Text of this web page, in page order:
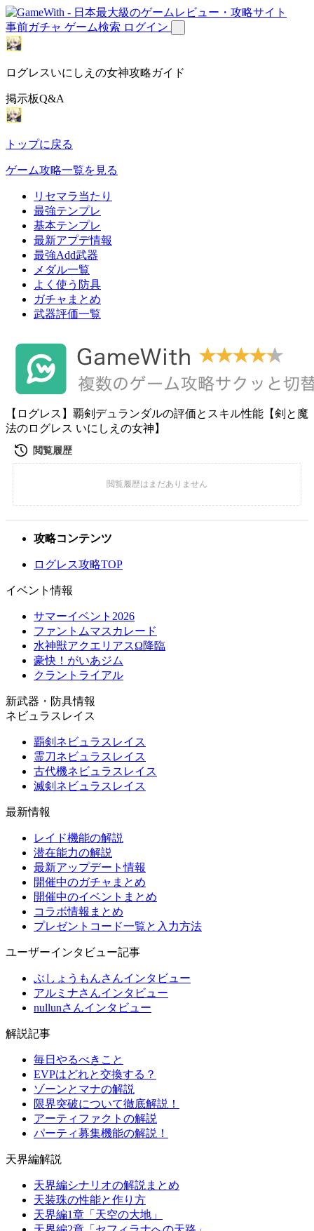
事前ガチャ ゲーム検索 ログイン
ログレスいにしえの女神攻略ガイド
掲示板Q&A
トップに戻る
ゲーム攻略一覧を見る
リセマラ当たり
最強テンプレ
基本テンプレ
最新アプデ情報
最強Add武器
メダル一覧
よく使う防具
ガチャまとめ
武器評価一覧
【ログレス】覇剣デュランダルの評価とスキル性能【剣と魔
法のログレス いにしえの女神】
攻略コンテンツ
ログレス攻略TOP
イベント情報
サマーイベント2026
ファントムマスカレード
水神獣アクエリアスΩ降臨
豪快！がいあジム
クラントライアル
新武器・防具情報
ネビュラスレイス
覇剣ネビュラスレイス
霊刀ネビュラスレイス
古代機ネビュラスレイス
滅剣ネビュラスレイス
最新情報
レイド機能の解説
潜在能力の解説
最新アップデート情報
開催中のガチャまとめ
開催中のイベントまとめ
コラボ情報まとめ
プレゼントコード一覧と入力方法
ユーザーインタビュー記事
ぶしょうもんさんインタビュー
アルミナさんインタビュー
nullunさんインタビュー
解説記事
毎日やるべきこと
EVPはどれと交換する？
ゾーンとマナの解説
限界突破について徹底解説！
アーティファクトの解説
パーティ募集機能の解説！
天界編解説
天界編シナリオの解説まとめ
天装珠の性能と作り方
天界編1章「天空の大地」